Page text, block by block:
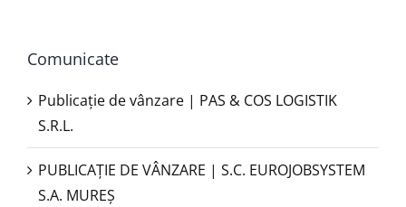
Comunicate
Publicație de vânzare | PAS & COS LOGISTIK
S.R.L.
PUBLICAŢIE DE VÂNZARE | S.C. EUROJOBSYSTEM
S.A. MUREȘ